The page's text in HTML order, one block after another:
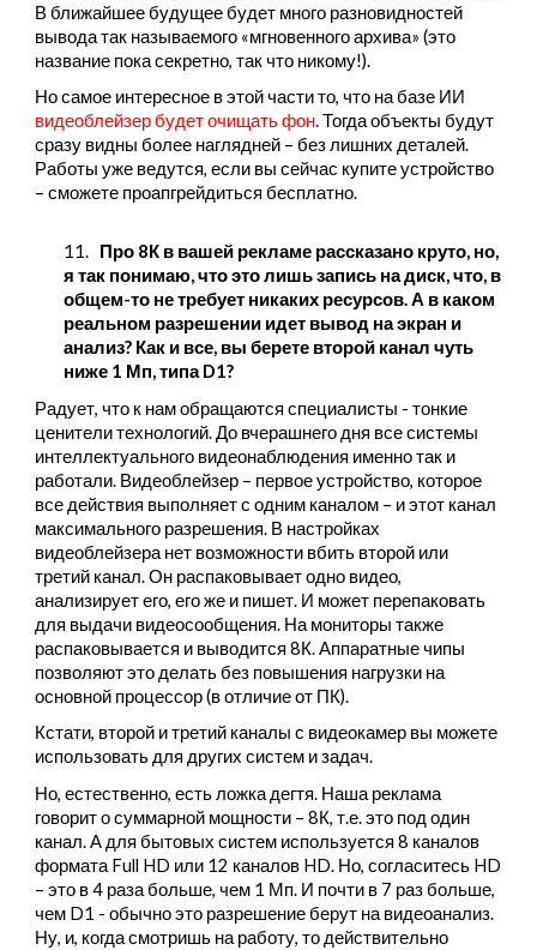
В ближайшее будущее будет много разновидностей
вывода так называемого «мгновенного архива» (это
название пока секретно, так что никому!).
Но самое интересное в этой части то, что на базе ИИ
видеоблейзер будет очищать фон. Тогда объекты будут
сразу видны более наглядней – без лишних деталей.
Работы уже ведутся, если вы сейчас купите устройство
– сможете проапгрейдиться бесплатно.
11. Про 8К в вашей рекламе рассказано круто, но,
я так понимаю, что это лишь запись на диск, что, в
общем-то не требует никаких ресурсов. А в каком
реальном разрешении идет вывод на экран и
анализ? Как и все, вы берете второй канал чуть
ниже 1 Мп, типа D1?
Радует, что к нам обращаются специалисты - тонкие
ценители технологий. До вчерашнего дня все системы
интеллектуального видеонаблюдения именно так и
работали. Видеоблейзер – первое устройство, которое
все действия выполняет с одним каналом – и этот канал
максимального разрешения. В настройках
видеоблейзера нет возможности вбить второй или
третий канал. Он распаковывает одно видео,
анализирует его, его же и пишет. И может перепаковать
для выдачи видеосообщения. На мониторы также
распаковывается и выводится 8К. Аппаратные чипы
позволяют это делать без повышения нагрузки на
основной процессор (в отличие от ПК).
Кстати, второй и третий каналы с видеокамер вы можете
использовать для других систем и задач.
Но, естественно, есть ложка дегтя. Наша реклама
говорит о суммарной мощности – 8К, т.е. это под один
канал. А для бытовых систем используется 8 каналов
формата Full HD или 12 каналов HD. Но, согласитесь HD
– это в 4 раза больше, чем 1 Мп. И почти в 7 раз больше,
чем D1 - обычно это разрешение берут на видеоанализ.
Ну, и, когда смотришь на работу, то действительно